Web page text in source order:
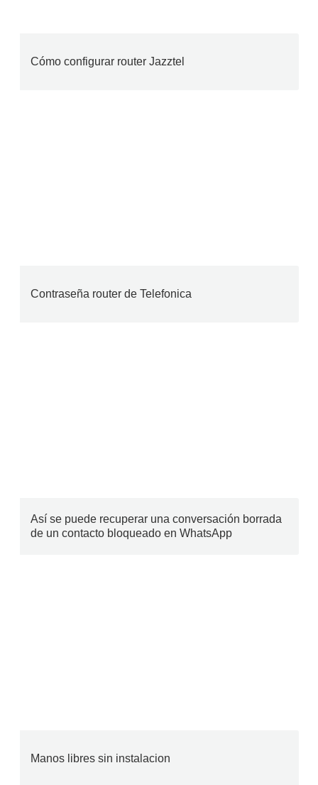
Cómo configurar router Jazztel
Contraseña router de Telefonica
Así se puede recuperar una conversación borrada
de un contacto bloqueado en WhatsApp
Manos libres sin instalacion